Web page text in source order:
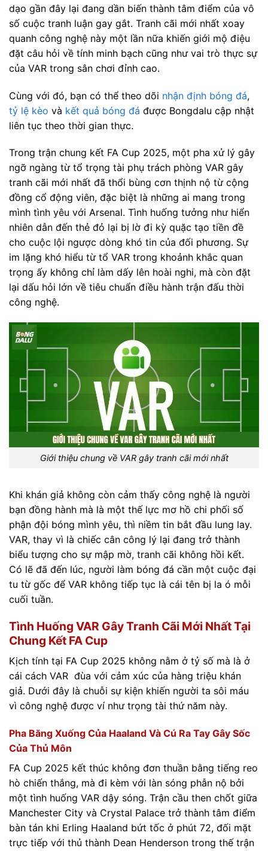
dạo gần đây lại đang dần biến thành tâm điểm của vô
số cuộc tranh luận gay gắt. Tranh cãi mới nhất xoay
quanh công nghệ này một lần nữa khiến giới mộ điệu
đặt câu hỏi về tính minh bạch cũng như vai trò thực sự
của VAR trong sân chơi đỉnh cao.
Cùng với đó, bạn có thể theo dõi nhận định bóng đá,
tỷ lệ kèo và kết quả bóng đá được Bongdalu cập nhật
liên tục theo thời gian thực.
Trong trận chung kết FA Cup 2025, một pha xử lý gây
ngỡ ngàng từ tổ trọng tài phụ trách phòng VAR gây
tranh cãi mới nhất đã thổi bùng cơn thịnh nộ từ cộng
đồng cổ động viên, đặc biệt là những ai mang trong
mình tình yêu với Arsenal. Tình huống tưởng như hiển
nhiên dẫn đến thẻ đỏ lại bị lờ đi kỳ quặc tạo tiền đề
cho cuộc lội ngược dòng khó tin của đối phương. Sự
im lặng khó hiểu từ tổ VAR trong khoảnh khắc quan
trọng ấy không chỉ làm dấy lên hoài nghi, mà còn đặt
lại dấu hỏi lớn về tiêu chuẩn điều hành trận đấu thời
công nghệ.
Giới thiệu chung về VAR gây tranh cãi mới nhất
Khi khán giả không còn cảm thấy công nghệ là người
bạn đồng hành mà là một thế lực mơ hồ chi phối số
phận đội bóng mình yêu, thì niềm tin bắt đầu lung lay.
VAR, thay vì là chiếc cân công lý lại đang trở thành
biểu tượng cho sự mập mờ, tranh cãi không hồi kết.
Có lẽ đã đến lúc, người làm bóng đá cần một cuộc đại
tu từ gốc để VAR không tiếp tục là cái tên bị la ó mỗi
cuối tuần.
Tình Huống VAR Gây Tranh Cãi Mới Nhất Tại
Chung Kết FA Cup
Kịch tính tại FA Cup 2025 không nằm ở tỷ số mà là ở
cái cách VAR đùa với cảm xúc của hàng triệu khán
giả. Dưới đây là chuỗi sự kiện khiến người ta sôi máu
vì công nghệ được ví như trọng tài thứ năm này.
Pha Băng Xuống Của Haaland Và Cú Ra Tay Gây Sốc
Của Thủ Môn
FA Cup 2025 kết thúc không đơn thuần bằng tiếng reo
hò chiến thắng, mà đi kèm với làn sóng phẫn nộ bởi
một tình huống VAR dậy sóng. Trận cầu then chốt giữa
Manchester City và Crystal Palace trở thành tâm điểm
bàn tán khi Erling Haaland bứt tốc ở phút 72, đối mặt
trực tiếp với thủ thành Dean Henderson trong thế trận